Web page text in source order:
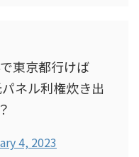
東京都行けば
ネル利権炊き出
4, 2023